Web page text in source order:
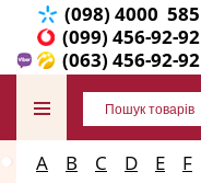
(098) 4000 585
(099) 456-92-92
(063) 456-92-92
A B C D E F